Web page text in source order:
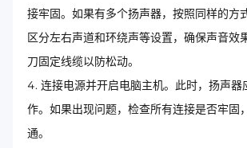
接牢固。如果有多个扬声器，按照同样的方
区分左右声道和环绕声等设置，确保声音效
刀固定线缆以防松动。
连接电源并开启电脑主机。此时，扬声器
作。如果出现问题，检查所有连接是否牢固
通。